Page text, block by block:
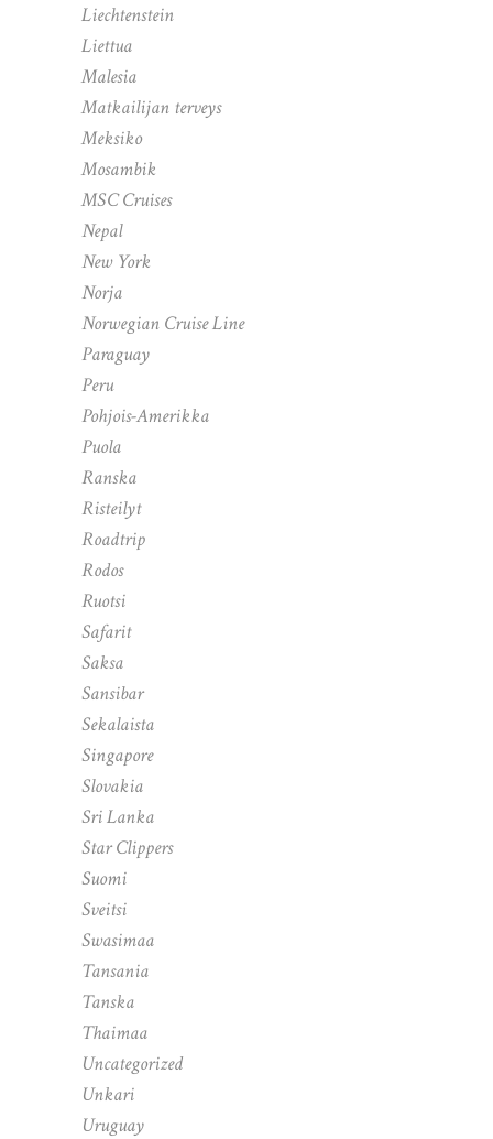
Liechtenstein
Liettua
Malesia
Matkailijan terveys
Meksiko
Mosambik
MSC Cruises
Nepal
New York
Norja
Norwegian Cruise Line
Paraguay
Peru
Pohjois-Amerikka
Puola
Ranska
Risteilyt
Roadtrip
Rodos
Ruotsi
Safarit
Saksa
Sansibar
Sekalaista
Singapore
Slovakia
Sri Lanka
Star Clippers
Suomi
Sveitsi
Swasimaa
Tansania
Tanska
Thaimaa
Uncategorized
Unkari
Uruguay